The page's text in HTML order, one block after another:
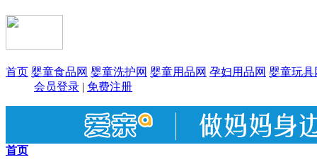
首页 婴童食品网 婴童洗护网 婴童用品网 孕妇用品网 婴童玩具
会员登录 | 免费注册
首页